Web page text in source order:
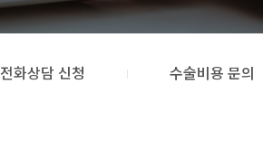
전화상담 신청 수술비용 문의